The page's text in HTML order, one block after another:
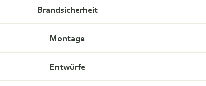
Brandsicherheit
Montage
Entwürfe